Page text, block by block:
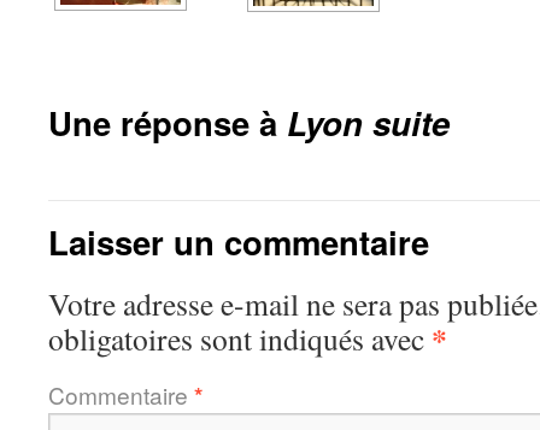
Une réponse à Lyon suite
Laisser un commentaire
Votre adresse e-mail ne sera pas
obligatoires sont indiqués avec *
Commentaire *